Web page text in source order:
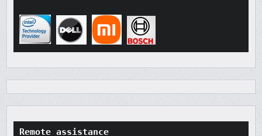
Remote assistance